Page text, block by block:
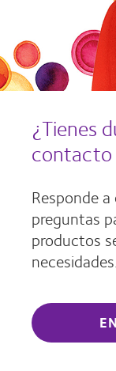
¿Tienes
contacto
Responde
preguntas
productos
necesidades.